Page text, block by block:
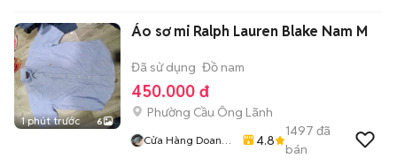
1 phút trước 6
Áo sơ mi Ralph Lauren Blake Nam M
Đã sử dụng Đồ nam
450.000 đ
Phường Cầu Ông Lãnh
Cửa Hàng Doan
4.8
1497 đã
bán